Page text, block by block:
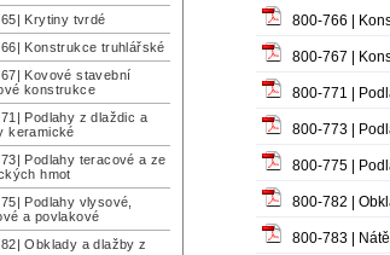
Krytiny tvrdé
Konstrukce truhlářské
Kovové stavební
konstrukce
Podlahy z dlaždic a
keramické
Podlahy teracové a ze
hmot
Podlahy vlysové,
a povlakové
Obklady a dlažby z
800-766 |
800-767 |
800-771 |
800-773 |
800-775 |
800-782 |
800-783 |